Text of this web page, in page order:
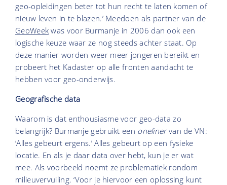
geo-opleidingen beter tot hun recht te laten komen of
nieuw leven in te blazen.’ Meedoen als partner van de
GeoWeek was voor Burmanje in 2006 dan ook een
logische keuze waar ze nog steeds achter staat. Op
deze manier worden weer meer jongeren bereikt en
probeert het Kadaster op alle fronten aandacht te
hebben voor geo-onderwijs.
Geografische data
Waarom is dat enthousiasme voor geo-data zo
belangrijk? Burmanje gebruikt een onelinervan de VN:
‘Alles gebeurt ergens.’ Alles gebeurt op een fysieke
locatie. En als je daar data over hebt, kun je er wat
mee. Als voorbeeld noemt ze problematiek rondom
milieuvervuiling. ‘Voor je hiervoor een oplossing kunt